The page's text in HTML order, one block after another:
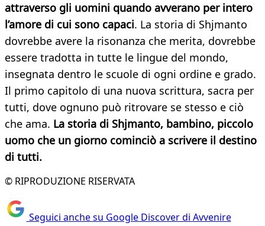
attraverso gli uomini quando avverano per intero
l’amore di cui sono capaci. La storia di Shjmanto
dovrebbe avere la risonanza che merita, dovrebbe
essere tradotta in tutte le lingue del mondo,
insegnata dentro le scuole di ogni ordine e grado.
Il primo capitolo di una nuova scrittura, sacra per
tutti, dove ognuno può ritrovare se stesso e ciò
che ama. La storia di Shjmanto, bambino, piccolo
uomo che un giorno cominciò a scrivere il destino
di tutti.
© RIPRODUZIONE RISERVATA
Seguici anche su Google Discover di Avvenire